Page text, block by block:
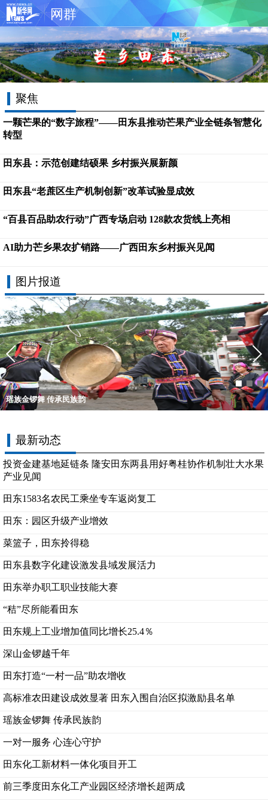
网群
聚焦
一颗芒果的“数字旅程”——田东县推动芒果产业全链条智慧化
转型
田东县：示范创建结硕果 乡村振兴展新颜
田东县“老蔗区生产机制创新”改革试验显成效
“百县百品助农行动”广西专场启动 128款农货线上亮相
AI助力芒乡果农扩销路——广西田东乡村振兴见闻
图片报道
瑶族金锣舞 传承民族韵
最新动态
投资金建基地延链条 隆安田东两县用好粤桂协作机制壮大水果
产业见闻
田东1583名农民工乘坐专车返岗复工
田东：园区升级产业增效
菜篮子，田东拎得稳
田东县数字化建设激发县域发展活力
田东举办职工职业技能大赛
“秸”尽所能看田东
田东规上工业增加值同比增长25.4％
深山金锣越千年
田东打造“一村一品”助农增收
高标准农田建设成效显著 田东入围自治区拟激励县名单
瑶族金锣舞 传承民族韵
一对一服务 心连心守护
田东化工新材料一体化项目开工
前三季度田东化工产业园区经济增长超两成